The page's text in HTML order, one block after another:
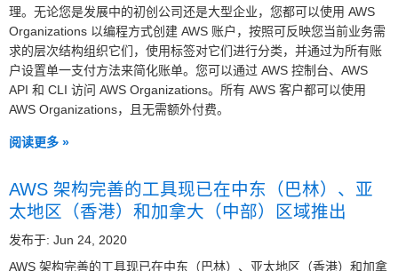
理。无论您是发展中的初创公司还是大型企业，您都可以使用 AWS
Organizations 以编程方式创建 AWS 账户，按照可反映您当前业务需
求的层次结构组织它们，使用标签对它们进行分类，并通过为所有账
户设置单一支付方法来简化账单。您可以通过 AWS 控制台、AWS
API 和 CLI 访问 AWS Organizations。所有 AWS 客户都可以使用
AWS Organizations，且无需额外付费。
阅读更多 »
AWS 架构完善的工具现已在中东（巴林）、亚
太地区（香港）和加拿大（中部）区域推出
发布于: Jun 24, 2020
AWS 架构完善的工具现已在中东（巴林）、亚太地区（香港）和加拿